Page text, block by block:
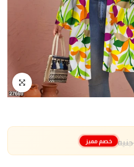
انقر للتكبير
خصم مميز